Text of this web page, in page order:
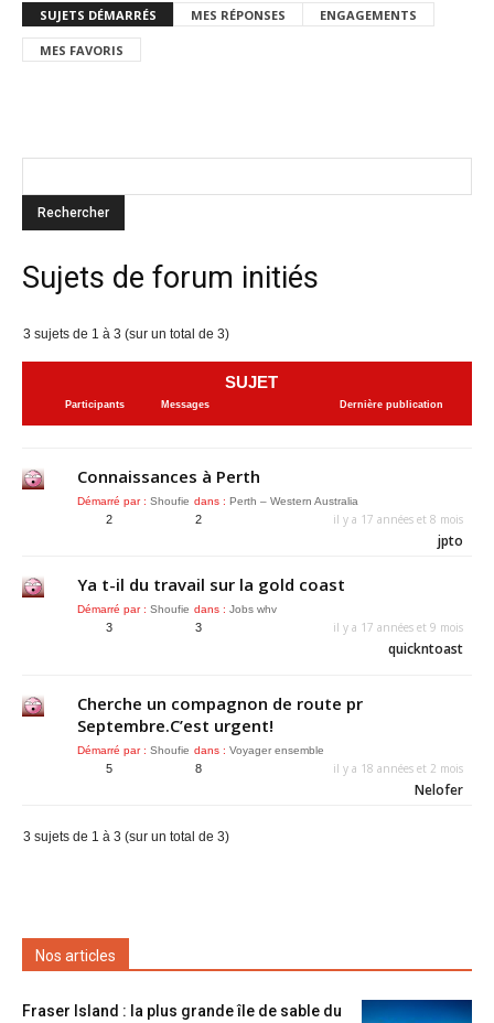
SUJETS DÉMARRÉS MES RÉPONSES ENGAGEMENTS
MES FAVORIS
Sujets de forum initiés
3 sujets de 1 à 3 (sur un total de 3)
SUJET
Participants Messages Dernière publication
Connaissances à Perth
Démarré par : Shoufie dans : Perth – Western Australia
2 2 il y a 17 années et 8 mois
jpto
Ya t-il du travail sur la gold coast
Démarré par : Shoufie dans : Jobs whv
3 3 il y a 17 années et 9 mois
quickntoast
Cherche un compagnon de route pr
Septembre.C’est urgent!
Démarré par : Shoufie dans : Voyager ensemble
5 8 il y a 18 années et 2 mois
Nelofer
3 sujets de 1 à 3 (sur un total de 3)
Nos articles
Fraser Island : la plus grande île de sable du